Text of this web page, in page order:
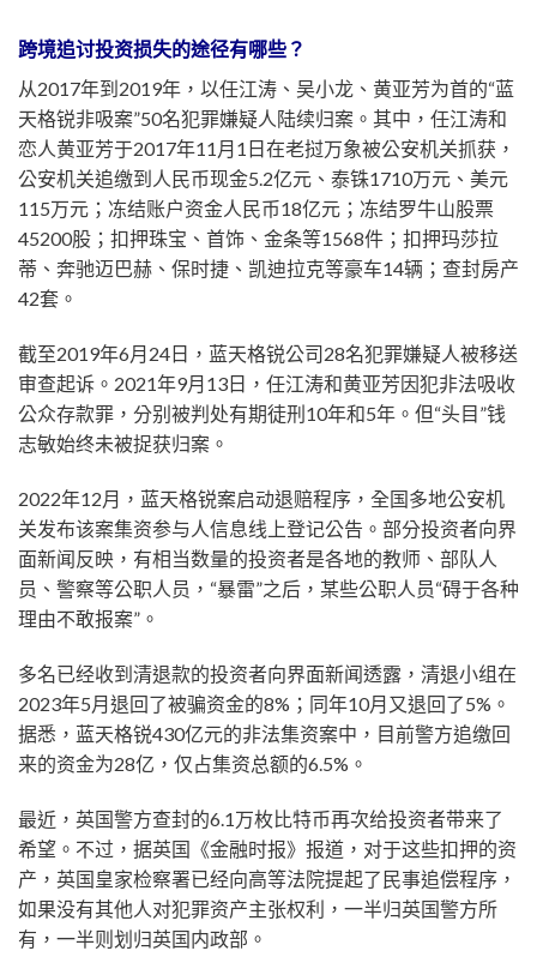
跨境追讨投资损失的途径有哪些？
从2017年到2019年，以任江涛、吴小龙、黄亚芳为首的“蓝
天格锐非吸案”50名犯罪嫌疑人陆续归案。其中，任江涛和
恋人黄亚芳于2017年11月1日在老挝万象被公安机关抓获，
公安机关追缴到人民币现金5.2亿元、泰铢1710万元、美元
115万元；冻结账户资金人民币18亿元；冻结罗牛山股票
45200股；扣押珠宝、首饰、金条等1568件；扣押玛莎拉
蒂、奔驰迈巴赫、保时捷、凯迪拉克等豪车14辆；查封房产
42套。
截至2019年6月24日，蓝天格锐公司28名犯罪嫌疑人被移送
审查起诉。2021年9月13日，任江涛和黄亚芳因犯非法吸收
公众存款罪，分别被判处有期徒刑10年和5年。但“头目”钱
志敏始终未被捉获归案。
2022年12月，蓝天格锐案启动退赔程序，全国多地公安机
关发布该案集资参与人信息线上登记公告。部分投资者向界
面新闻反映，有相当数量的投资者是各地的教师、部队人
员、警察等公职人员，“暴雷”之后，某些公职人员“碍于各种
理由不敢报案”。
多名已经收到清退款的投资者向界面新闻透露，清退小组在
2023年5月退回了被骗资金的8%；同年10月又退回了5%。
据悉，蓝天格锐430亿元的非法集资案中，目前警方追缴回
来的资金为28亿，仅占集资总额的6.5%。
最近，英国警方查封的6.1万枚比特币再次给投资者带来了
希望。不过，据英国《金融时报》报道，对于这些扣押的资
产，英国皇家检察署已经向高等法院提起了民事追偿程序，
如果没有其他人对犯罪资产主张权利，一半归英国警方所
有，一半则划归英国内政部。